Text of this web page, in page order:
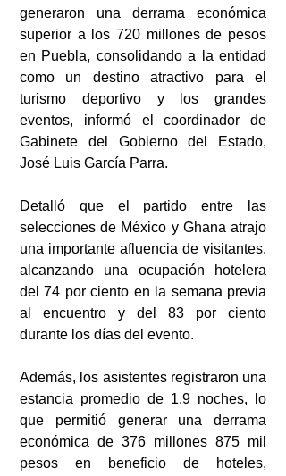
generaron una derrama económica
superior a los 720 millones de pesos
en Puebla, consolidando a la entidad
como un destino atractivo para el
turismo deportivo y los grandes
eventos, informó el coordinador de
Gabinete del Gobierno del Estado,
José Luis García Parra.
Detalló que el partido entre las
selecciones de México y Ghana atrajo
una importante afluencia de visitantes,
alcanzando una ocupación hotelera
del 74 por ciento en la semana previa
al encuentro y del 83 por ciento
durante los días del evento.
Además, los asistentes registraron una
estancia promedio de 1.9 noches, lo
que permitió generar una derrama
económica de 376 millones 875 mil
pesos en beneficio de hoteles,